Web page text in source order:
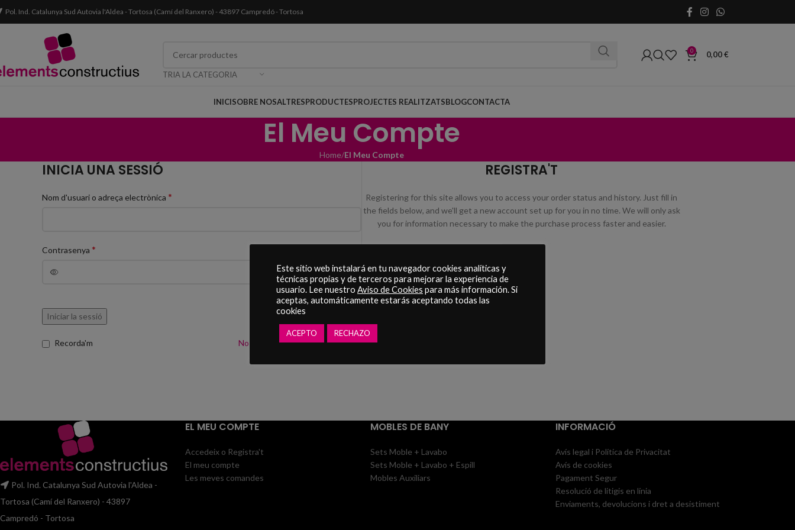
Pol. Ind. Catalunya Sud Autovia l'Aldea - Tortosa (Camí del Ranxero) - 43897 Campredó - Tortosa
TRIA LA CATEGORIA
0 0,00€
INICISOBRE NOSALTRESPRODUCTESPROJECTES REALITZATSBLOGCONTACTA
El Meu Compte
Home El Meu Compte
INICIA UNA SESSIÓ
Nom d'usuari o adreça electrònica *
Contrasenya *
Iniciar la sessió
No recordes la teva contrasenya?
Recorda'm
REGISTRA'T
Registering for this site allows you to access your order status and history. Just fill in
the fields below, and we'll get a new account set up for you in no time. We will only ask
you for information necessary to make the purchase process faster and easier.
Pol. Ind. Catalunya Sud Autovia l'Aldea -
Tortosa (Camí del Ranxero) - 43897
Campredó - Tortosa
EL MEU COMPTE
Accedeix o Registra't
El meu compte
Les meves comandes
MOBLES DE BANY
Sets Moble + Lavabo
Sets Moble + Lavabo + Espill
Mobles Auxiliars
INFORMACIÓ
Avís legal i Política de Privacitat
Avís de cookies
Pagament Segur
Resolució de litigis en línia
Enviaments, devolucions i dret a desistiment
Este sitio web instalará en tu navegador cookies analíticas y
técnicas propias y de terceros para mejorar la experiencia de
usuario. Lee nuestro Aviso de Cookies para más información. Si
aceptas, automáticamente estarás aceptando todas las
cookies
ACEPTO RECHAZO